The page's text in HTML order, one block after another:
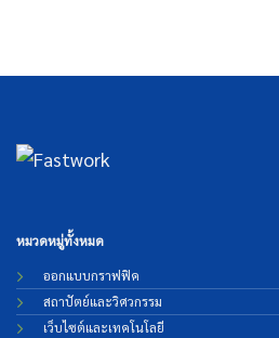
หมวดหมู่ทั้งหมด
ออกแบบกราฟฟิค
สถาปัตย์และวิศวกรรม
เว็บไซต์และเทคโนโลยี